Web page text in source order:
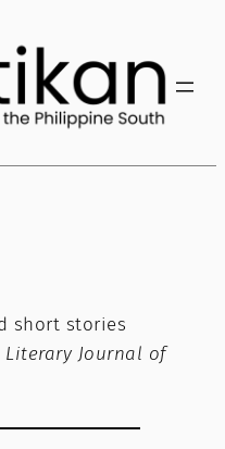
short stories
Journal of